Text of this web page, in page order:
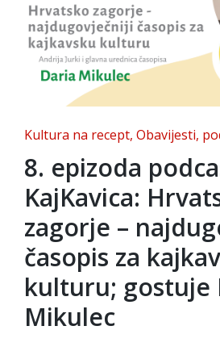
Posted
in
Kultura na recept Obavijesti
8. epizoda
KajKavica:
zagorje –
časopis za
kulturu; gostuje
Mikulec